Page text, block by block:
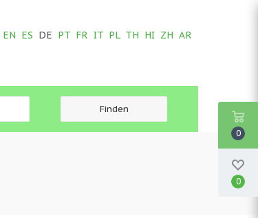
EN ES DE PT FR IT PL TH HI ZH AR
0
0